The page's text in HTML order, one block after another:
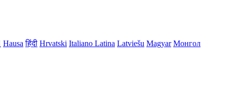
Hausa हिंदी Hrvatski Italiano Latina Latviešu Magyar Монгол